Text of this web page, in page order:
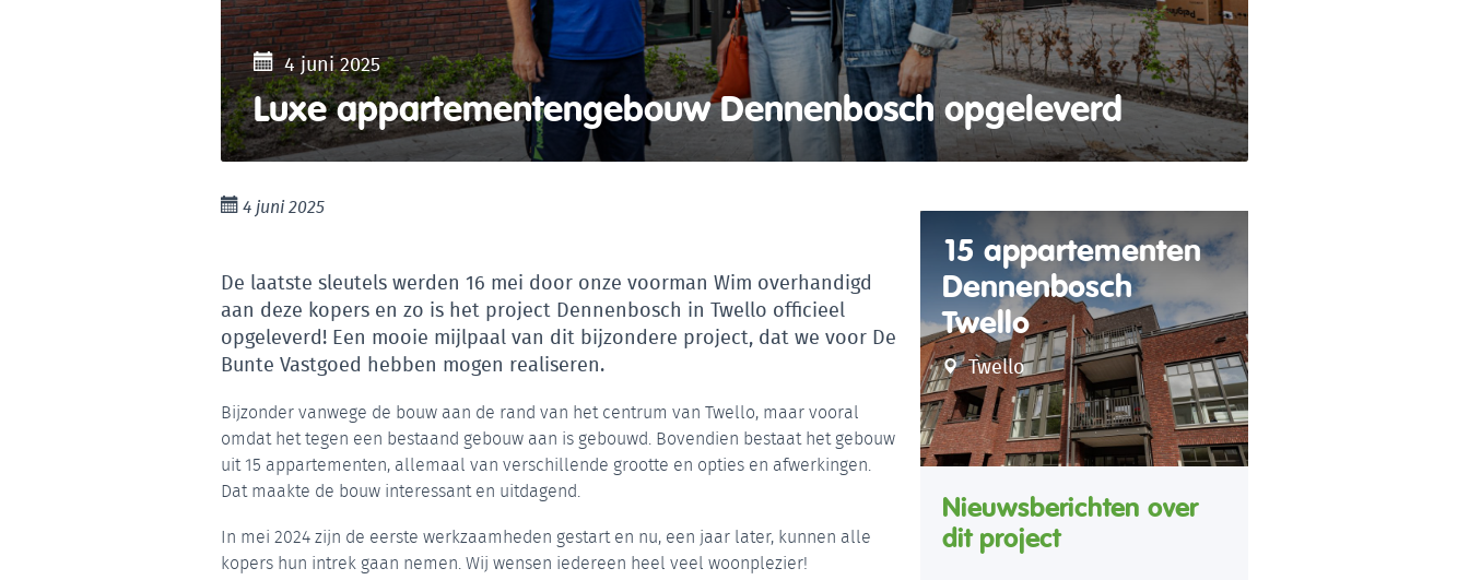
4 juni 2025
Luxe appartementengebouw Dennenbosch opgeleverd
4 juni 2025
De laatste sleutels werden 16 mei door onze voorman Wim overhandigd
aan deze kopers en zo is het project Dennenbosch in Twello officieel
opgeleverd! Een mooie mijlpaal van dit bijzondere project, dat we voor De
Bunte Vastgoed hebben mogen realiseren.
Bijzonder vanwege de bouw aan de rand van het centrum van Twello, maar vooral
omdat het tegen een bestaand gebouw aan is gebouwd. Bovendien bestaat het gebouw
uit 15 appartementen, allemaal van verschillende grootte en opties en afwerkingen.
Dat maakte de bouw interessant en uitdagend.
In mei 2024 zijn de eerste werkzaamheden gestart en nu, een jaar later, kunnen alle
kopers hun intrek gaan nemen. Wij wensen iedereen heel veel woonplezier!
15 appartementen
Dennenbosch
Twello
Twello
Nieuwsberichten over
dit project